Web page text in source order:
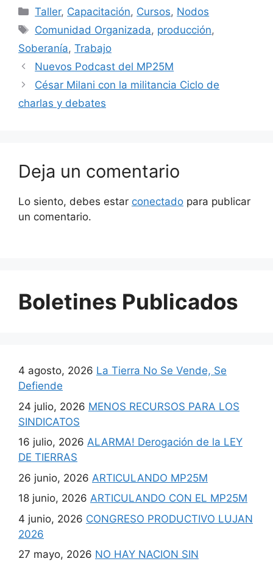
Taller, Capacitación, Cursos, Nodos
Comunidad Organizada, producción,
Soberanía, Trabajo
Nuevos Podcast del MP25M
César Milani con la militancia Ciclo de
charlas y debates
Deja un comentario
Lo siento, debes estar conectado para publicar
un comentario.
Boletines Publicados
4 agosto, 2026 La Tierra No Se Vende, Se
Defiende
24 julio, 2026 MENOS RECURSOS PARA LOS
SINDICATOS
16 julio, 2026 ALARMA! Derogación de la LEY
DE TIERRAS
26 junio, 2026 ARTICULANDO MP25M
18 junio, 2026 ARTICULANDO CON EL MP25M
4 junio, 2026 CONGRESO PRODUCTIVO LUJAN
2026
27 mayo, 2026 NO HAY NACION SIN